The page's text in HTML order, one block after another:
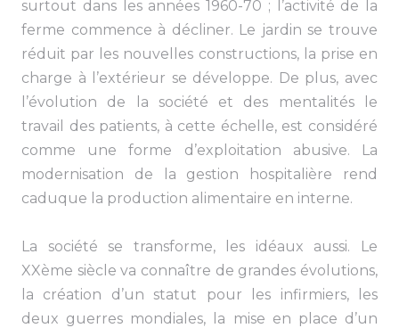
surtout dans les années 1960-70 ; l’activité de la
ferme commence à décliner. Le jardin se trouve
réduit par les nouvelles constructions, la prise en
charge à l’extérieur se développe. De plus, avec
l’évolution de la société et des mentalités le
travail des patients, à cette échelle, est considéré
comme une forme d’exploitation abusive. La
modernisation de la gestion hospitalière rend
caduque la production alimentaire en interne.
La société se transforme, les idéaux aussi. Le
XXème siècle va connaître de grandes évolutions,
la création d’un statut pour les infirmiers, les
deux guerres mondiales, la mise en place d’un